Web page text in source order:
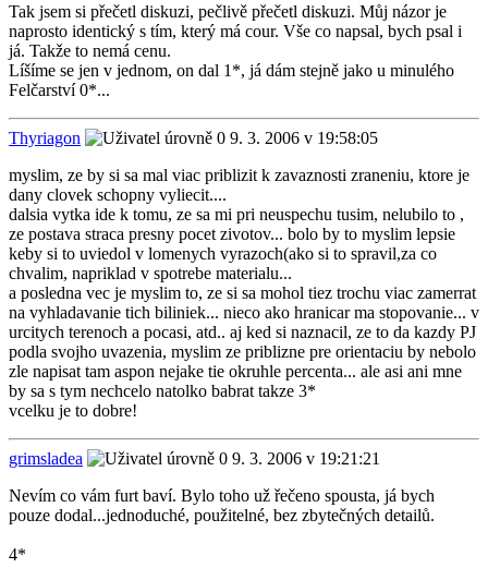
Tak jsem si přečetl diskuzi, pečlivě přečetl diskuzi. Můj názor je
naprosto identický s tím, který má cour. Vše co napsal, bych psal i
já. Takže to nemá cenu.
Líšíme se jen v jednom, on dal 1*, já dám stejně jako u minulého
Felčarství 0*...
Thyriagon
9. 3. 2006 v 19:58:05
myslim, ze by si sa mal viac priblizit k zavaznosti zraneniu, ktore je
dany clovek schopny vyliecit....
dalsia vytka ide k tomu, ze sa mi pri neuspechu tusim, nelubilo to ,
ze postava straca presny pocet zivotov... bolo by to myslim lepsie
keby si to uviedol v lomenych vyrazoch(ako si to spravil,za co
chvalim, napriklad v spotrebe materialu...
a posledna vec je myslim to, ze si sa mohol tiez trochu viac zamerrat
na vyhladavanie tich biliniek... nieco ako hranicar ma stopovanie... v
urcitych terenoch a pocasi, atd.. aj ked si naznacil, ze to da kazdy PJ
podla svojho uvazenia, myslim ze priblizne pre orientaciu by nebolo
zle napisat tam aspon nejake tie okruhle percenta... ale asi ani mne
by sa s tym nechcelo natolko babrat takze 3*
vcelku je to dobre!
grimsladea
9. 3. 2006 v 19:21:21
Nevím co vám furt baví. Bylo toho už řečeno spousta, já bych
pouze dodal...jednoduché, použitelné, bez zbytečných detailů.
4*